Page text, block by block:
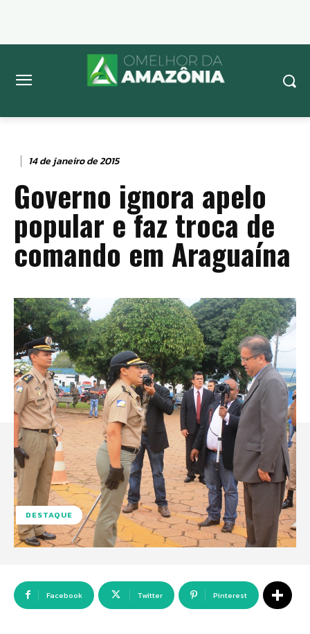
14 de janeiro de 2015
Governo ignora apelo
popular e faz troca de
comando em Araguaína
DESTAQUE
Facebook Twitter Pinterest